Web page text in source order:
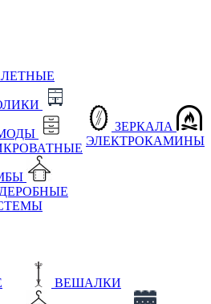
ЗЕРКАЛА
ЭЛЕКТРОКАМИНЫ
ВЕШАЛКИ